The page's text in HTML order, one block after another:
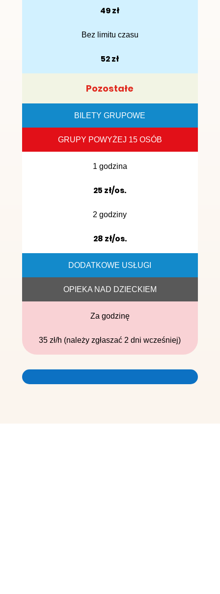
49 zł
Bez limitu czasu
52 zł
Pozostałe
BILETY GRUPOWE
GRUPY POWYŻEJ 15 OSÓB
1 godzina
25 zł/os.
2 godziny
28 zł/os.
DODATKOWE USŁUGI
OPIEKA NAD DZIECKIEM
Za godzinę
35 zł/h (należy zgłaszać 2 dni wcześniej)